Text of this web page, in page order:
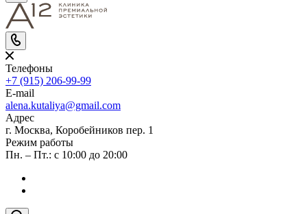
Телефоны
+7 (915) 206-99-99
E-mail
alena.kutaliya@gmail.com
Адрес
г. Москва, Коробейников пер. 1
Режим работы
Пн. – Пт.: с 10:00 до 20:00